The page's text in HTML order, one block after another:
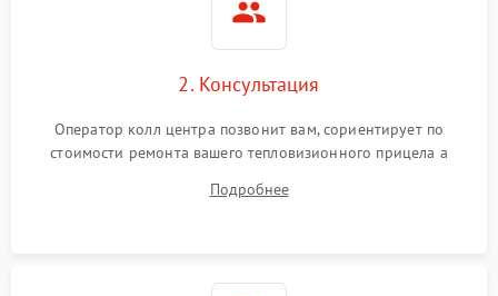
2. Консультация
Оператор колл центра позвонит вам, сориентирует по
стоимости ремонта вашего тепловизионного прицела а
Подробнее